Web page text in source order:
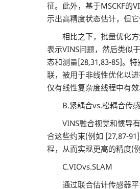
征。此外，基于MSCKF的
示出高精度状态估计，但
相比之下，批量优化方
表示VINS问题，然后类似
态和测量[28,31,83-85]。
联，被用于非线性优化以
仅有线性复杂度线程中有效
B.紧耦合vs.松耦合传
VINS融合视觉和惯导有
合这些约束(例如 [27,87-
程，从而实现更高的精度(
C.VIOvs.SLAM
通过联合估计传感器平